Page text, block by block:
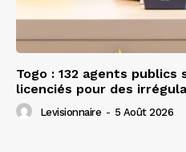
Togo : 132 agents
licenciés pour des
Levisionnaire - 5 Août 2026